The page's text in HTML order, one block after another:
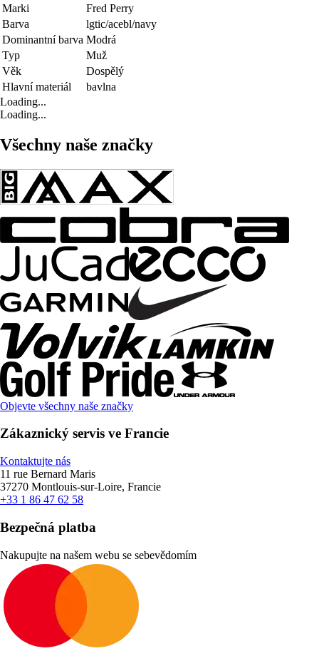
Marki
Fred Perry
Barva
lgtic/acebl/navy
Dominantní barva Modrá
Typ
Muž
Věk
Dospělý
Hlavní materiál
bavlna
Loading...
Loading...
Všechny naše značky
Objevte všechny naše značky
Zákaznický servis ve Francie
Kontaktujte nás
11 rue Bernard Maris
37270 Montlouis-sur-Loire, Francie
+33 1 86 47 62 58
Bezpečná platba
Nakupujte na našem webu se sebevědomím